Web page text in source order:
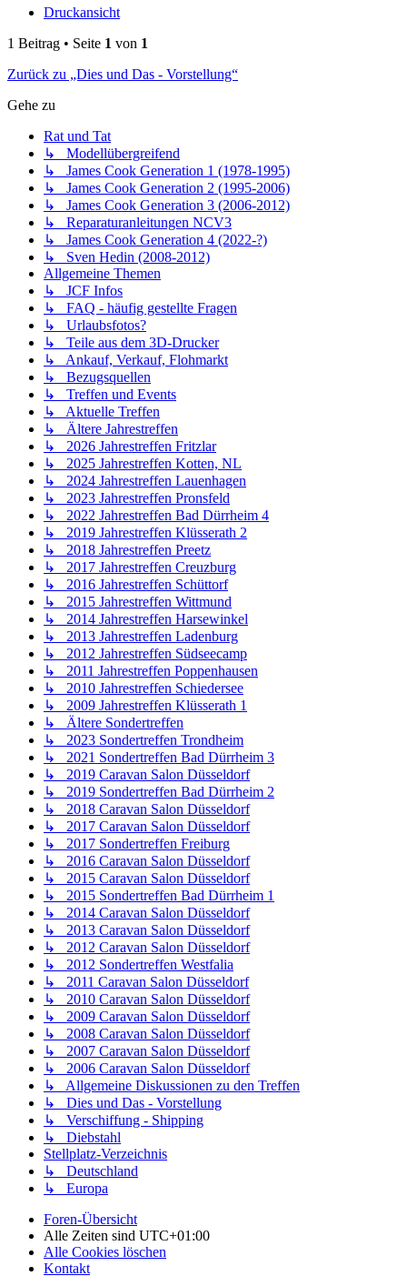
Druckansicht
1 Beitrag • Seite 1 von 1
Zurück zu „Dies und Das - Vorstellung“
Gehe zu
Rat und Tat
↳ Modellübergreifend
↳ James Cook Generation 1 (1978-1995)
↳ James Cook Generation 2 (1995-2006)
↳ James Cook Generation 3 (2006-2012)
↳ Reparaturanleitungen NCV3
↳ James Cook Generation 4 (2022-?)
↳ Sven Hedin (2008-2012)
Allgemeine Themen
↳ JCF Infos
↳ FAQ - häufig gestellte Fragen
↳ Urlaubsfotos?
↳ Teile aus dem 3D-Drucker
↳ Ankauf, Verkauf, Flohmarkt
↳ Bezugsquellen
↳ Treffen und Events
↳ Aktuelle Treffen
↳ Ältere Jahrestreffen
↳ 2026 Jahrestreffen Fritzlar
↳ 2025 Jahrestreffen Kotten, NL
↳ 2024 Jahrestreffen Lauenhagen
↳ 2023 Jahrestreffen Pronsfeld
↳ 2022 Jahrestreffen Bad Dürrheim 4
↳ 2019 Jahrestreffen Klüsserath 2
↳ 2018 Jahrestreffen Preetz
↳ 2017 Jahrestreffen Creuzburg
↳ 2016 Jahrestreffen Schüttorf
↳ 2015 Jahrestreffen Wittmund
↳ 2014 Jahrestreffen Harsewinkel
↳ 2013 Jahrestreffen Ladenburg
↳ 2012 Jahrestreffen Südseecamp
↳ 2011 Jahrestreffen Poppenhausen
↳ 2010 Jahrestreffen Schiedersee
↳ 2009 Jahrestreffen Klüsserath 1
↳ Ältere Sondertreffen
↳ 2023 Sondertreffen Trondheim
↳ 2021 Sondertreffen Bad Dürrheim 3
↳ 2019 Caravan Salon Düsseldorf
↳ 2019 Sondertreffen Bad Dürrheim 2
↳ 2018 Caravan Salon Düsseldorf
↳ 2017 Caravan Salon Düsseldorf
↳ 2017 Sondertreffen Freiburg
↳ 2016 Caravan Salon Düsseldorf
↳ 2015 Caravan Salon Düsseldorf
↳ 2015 Sondertreffen Bad Dürrheim 1
↳ 2014 Caravan Salon Düsseldorf
↳ 2013 Caravan Salon Düsseldorf
↳ 2012 Caravan Salon Düsseldorf
↳ 2012 Sondertreffen Westfalia
↳ 2011 Caravan Salon Düsseldorf
↳ 2010 Caravan Salon Düsseldorf
↳ 2009 Caravan Salon Düsseldorf
↳ 2008 Caravan Salon Düsseldorf
↳ 2007 Caravan Salon Düsseldorf
↳ 2006 Caravan Salon Düsseldorf
↳ Allgemeine Diskussionen zu den Treffen
↳ Dies und Das - Vorstellung
↳ Verschiffung - Shipping
↳ Diebstahl
Stellplatz-Verzeichnis
↳ Deutschland
↳ Europa
Foren-Übersicht
Alle Zeiten sind UTC+01:00
Alle Cookies löschen
Kontakt